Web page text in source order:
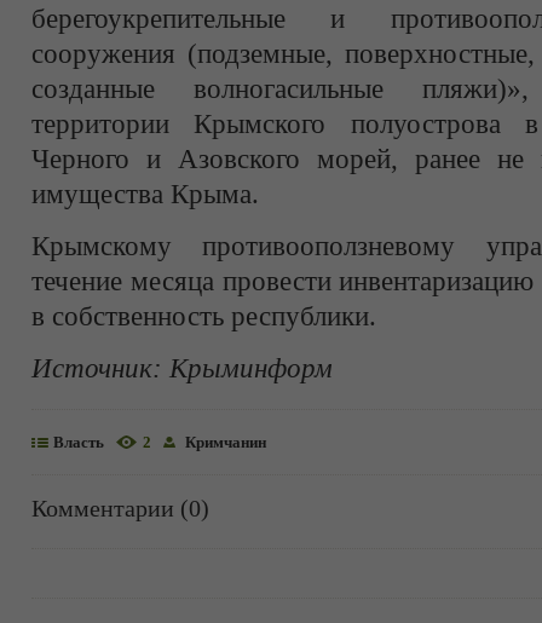
берегоукрепительные и
сооружения (подземные,
созданные волногасильные
территории Крымского полуострова
Черного и Азовского морей, ранее
имущества Крыма.
Крымскому противооползневому
течение месяца провести
в собственность республики.
Источник: Крыминформ
Власть 2 Кримчанин
Комментарии (0)